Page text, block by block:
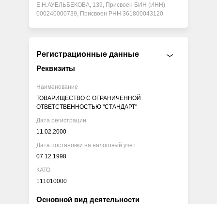
Е.Н.АУЕЛЬБЕКОВА, 139, Присвоен БИН (ИНН)
000240000739, Присвоен РНН 361800043120
Регистрационные данные
Реквизиты
Наименование
ТОВАРИЩЕСТВО С ОГРАНИЧЕННОЙ
ОТВЕТСТВЕННОСТЬЮ "СТАНДАРТ"
Дата регистрации
11.02.2000
Дата постановки на налоговый учет
07.12.1998
КАТО
111010000
Основной вид деятельности